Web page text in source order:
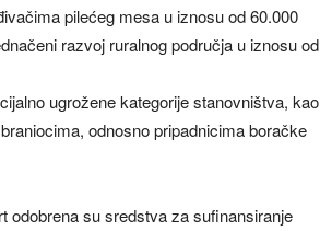
pilećeg mesa u iznosu od 60.000
razvoj ruralnog područja u iznosu od
ugrožene kategorije stanovništva, kao
odnosno pripadnicima boračke
odobrena su sredstva za sufinansiranje